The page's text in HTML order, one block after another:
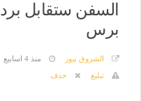
السفن ستقابل
برس
الشروق نيوز منذ 4 اسابيع
تبليغ
حذف